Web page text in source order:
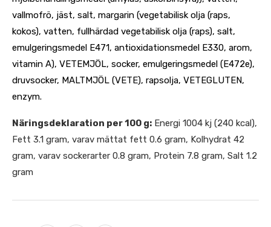
vallmofrö, jäst, salt, margarin (vegetabilisk olja (raps,
kokos), vatten, fullhärdad vegetabilisk olja (raps), salt,
emulgeringsmedel E471, antioxidationsmedel E330, arom,
vitamin A), VETEMJÖL, socker, emulgeringsmedel (E472e),
druvsocker, MALTMJÖL (VETE), rapsolja, VETEGLUTEN,
enzym.
Näringsdeklaration per 100 g: Energi 1004 kj (240 kcal),
Fett 3.1 gram, varav mättat fett 0.6 gram, Kolhydrat 42
gram, varav sockerarter 0.8 gram, Protein 7.8 gram, Salt 1.2
gram